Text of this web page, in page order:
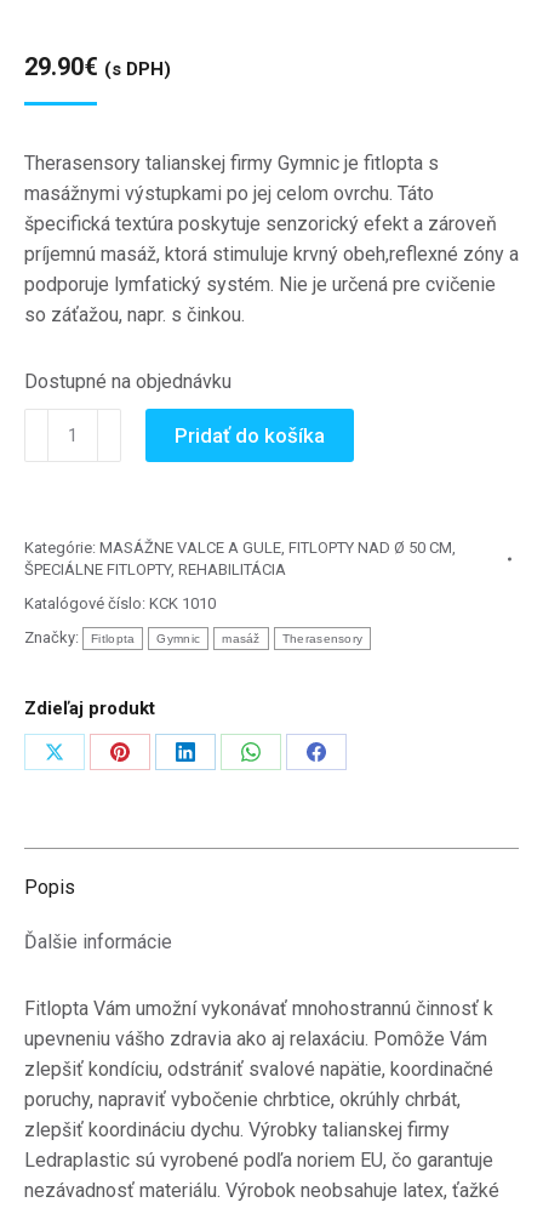
29.90€ (s DPH)
Therasensory talianskej firmy Gymnic je fitlopta s
masážnymi výstupkami po jej celom ovrchu. Táto
špecifická textúra poskytuje senzorický efekt a zároveň
príjemnú masáž, ktorá stimuluje krvný obeh,reflexné zóny a
podporuje lymfatický systém. Nie je určená pre cvičenie
so záťažou, napr. s činkou.
Dostupné na objednávku
množstvo
-
masážna
fitlopta
-
Pridať do košíka
Kategórie: MASÁŽNE VALCE A GULE, FITLOPTY NAD Ø 50 CM,
ŠPECIÁLNE FITLOPTY, REHABILITÁCIA
Katalógové číslo: KCK 1010
Značky:
Fitlopta Gymnic masáž Therasensory
Zdieľaj produkt
ZdieľaťZdieľaťZdieľaťZdieľaťZdieľať
Popis
Ďalšie informácie
Fitlopta Vám umožní vykonávať mnohostrannú činnosť k
upevneniu vášho zdravia ako aj relaxáciu. Pomôže Vám
zlepšiť kondíciu, odstrániť svalové napätie, koordinačné
poruchy, napraviť vybočenie chrbtice, okrúhly chrbát,
zlepšiť koordináciu dychu. Výrobky talianskej firmy
Ledraplastic sú vyrobené podľa noriem EU, čo garantuje
nezávadnosť materiálu. Výrobok neobsahuje latex, ťažké